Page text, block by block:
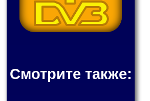
Смотрите также: